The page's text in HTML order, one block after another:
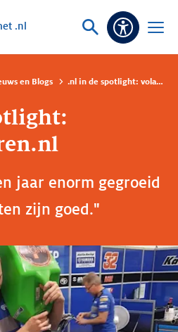
.nl
Vraag
Open
en Blogs .nl in de spotlight: volaremotoren.nl
jaar enorm gegroeid
zijn goed."